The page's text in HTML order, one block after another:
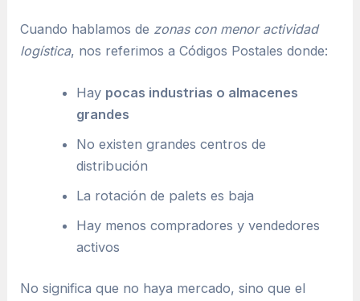
Cuando hablamos de zonas con menor actividad
logística, nos referimos a Códigos Postales donde:
Hay pocas industrias o almacenes
grandes
No existen grandes centros de
distribución
La rotación de palets es baja
Hay menos compradores y vendedores
activos
No significa que no haya mercado, sino que el